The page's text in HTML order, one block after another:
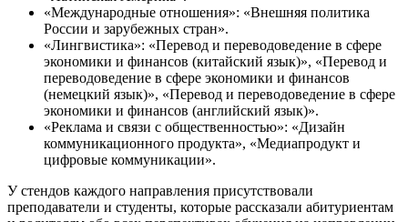
«Международные отношения»: «Внешняя политика
России и зарубежных стран».
«Лингвистика»: «Перевод и переводоведение в сфере
экономики и финансов (китайский язык)», «Перевод и
переводоведение в сфере экономики и финансов
(немецкий язык)», «Перевод и переводоведение в сфере
экономики и финансов (английский язык)».
«Реклама и связи с общественностью»: «Дизайн
коммуникационного продукта», «Медиапродукт и
цифровые коммуникации».
У стендов каждого направления присутствовали
преподаватели и студенты, которые рассказали абитуриентам